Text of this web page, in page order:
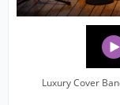
Luxury Cover